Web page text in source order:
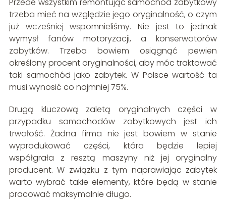
Przede wszystkim remontując samochód zabytkowy
trzeba mieć na względzie jego oryginalność, o czym
już wcześniej wspomnieliśmy. Nie jest to jednak
wymysł fanów motoryzacji, a konserwatorów
zabytków. Trzeba bowiem osiągnąć pewien
określony procent oryginalności, aby móc traktować
taki samochód jako zabytek. W Polsce wartość ta
musi wynosić co najmniej 75%.
Drugą kluczową zaletą oryginalnych części w
przypadku samochodów zabytkowych jest ich
trwałość. Żadna firma nie jest bowiem w stanie
wyprodukować części, która będzie lepiej
współgrała z resztą maszyny niż jej oryginalny
producent. W związku z tym naprawiając zabytek
warto wybrać takie elementy, które będą w stanie
pracować maksymalnie długo.